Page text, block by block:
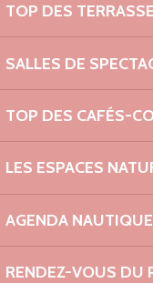
TOP DES
SALLES DE
TOP DES CAFÉS-
LES ESPACES
AGENDA NAUTIQUE
RENDEZ-VOUS DU